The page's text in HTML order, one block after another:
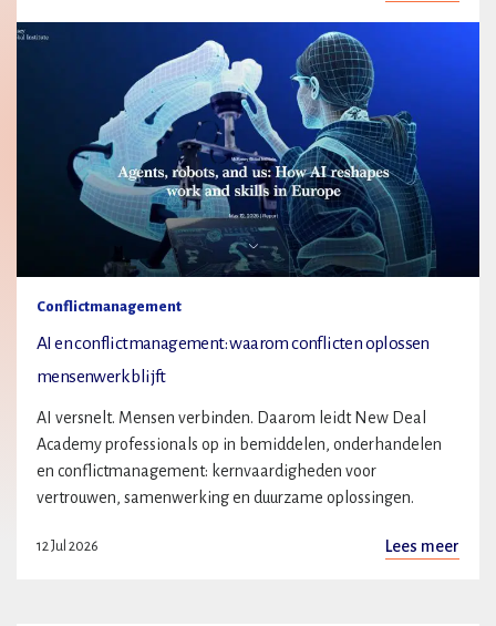
Conflictmanagement
AI en conflictmanagement: waarom conflicten oplossen
mensenwerk blijft
AI versnelt. Mensen verbinden. Daarom leidt New Deal
Academy professionals op in bemiddelen, onderhandelen
en conflictmanagement: kernvaardigheden voor
vertrouwen, samenwerking en duurzame oplossingen.
12 Jul 2026 Lees meer